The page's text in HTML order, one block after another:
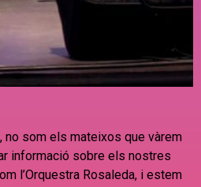
no som els mateixos que vàrem
informació sobre els nostres
l’Orquestra Rosaleda, i estem